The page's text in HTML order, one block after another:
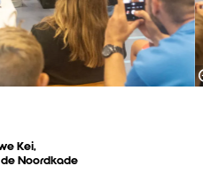
Kei,
Noordkade